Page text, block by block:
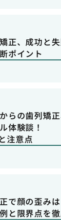
正、成功と
ポイント
らの歯列矯
体験談！
注意点
で顔の歪み
と限界点を